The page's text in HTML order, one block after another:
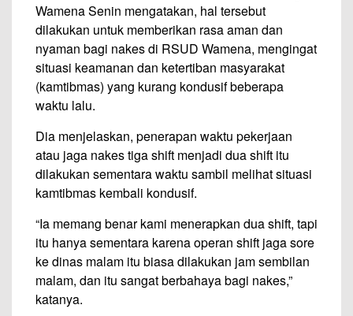
Wamena Senin mengatakan, hal tersebut
dilakukan untuk memberikan rasa aman dan
nyaman bagi nakes di RSUD Wamena, mengingat
situasi keamanan dan ketertiban masyarakat
(kamtibmas) yang kurang kondusif beberapa
waktu lalu.
Dia menjelaskan, penerapan waktu pekerjaan
atau jaga nakes tiga shift menjadi dua shift itu
dilakukan sementara waktu sambil melihat situasi
kamtibmas kembali kondusif.
“Ia memang benar kami menerapkan dua shift, tapi
itu hanya sementara karena operan shift jaga sore
ke dinas malam itu biasa dilakukan jam sembilan
malam, dan itu sangat berbahaya bagi nakes,”
katanya.